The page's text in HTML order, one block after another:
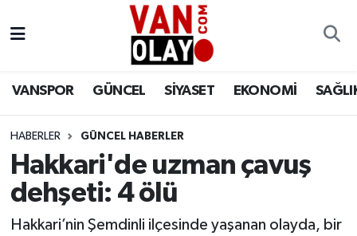
VANSPOR GÜNCEL SİYASET EKONOMİ
HABERLER GÜNCEL HABERLER
Hakkari'de uzman çavuş
dehşeti: 4 ölü
Hakkari’nin Şemdinli ilçesinde yaşanan olayda, bir
Siyaset
Ekonomi
Sağlık
Van Nöbetçi Eczaneler
Van Namaz Vakitleri
Van Trafik Yoğunluk Haritası
Süper Lig Puan Durumu ve Fikstür